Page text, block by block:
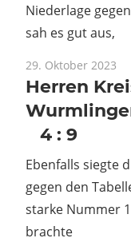
Niederlage
sah es gut aus,
29. Oktober 2023
Herren
4 : 9
Ebenfalls siegte
gegen den
starke Nummer
brachte